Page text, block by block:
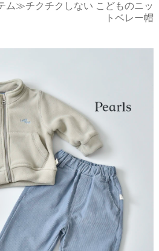
ム≫チクチクしない こどものニッ
トベレー帽